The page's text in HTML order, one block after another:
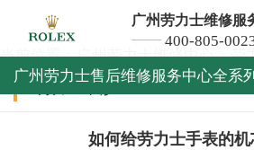
广州劳力士维修服
400-805-
广州劳力士售后维修服务中心全系
当前位置：广州劳力士维修中心>劳
劳力士维修
如何给劳力士手表的机